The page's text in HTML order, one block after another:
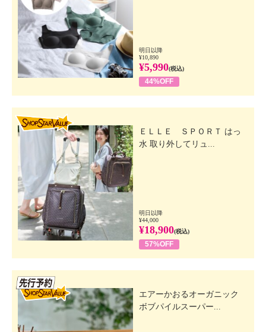
明日以降
¥10,890
¥5,990(税込)
44%OFF
ＥＬＬＥ ＳＰＯＲＴ はっ
水 取り外してリュ...
明日以降
¥44,000
¥18,900(税込)
57%OFF
エアーかおるオーガニック
ボブパイルスーパー...